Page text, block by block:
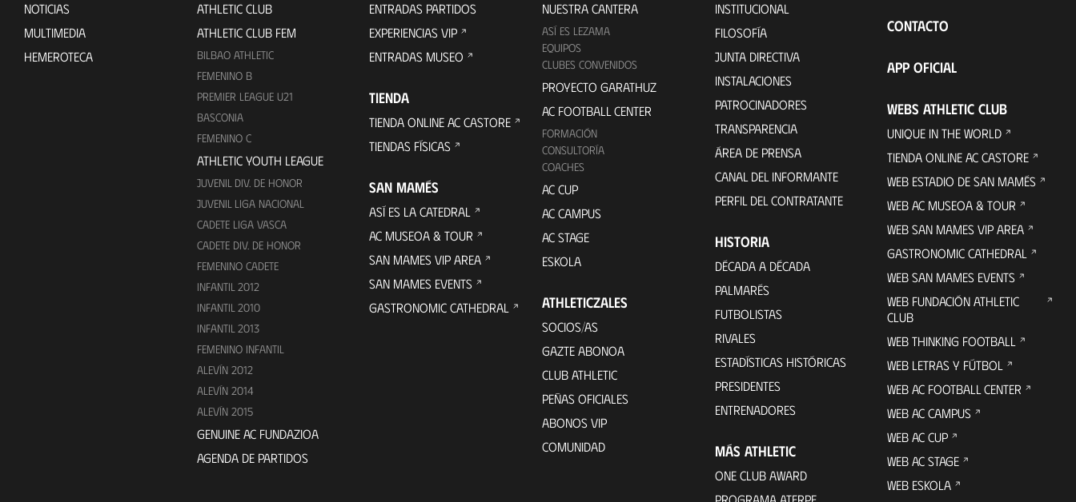
NOTICIAS
MULTIMEDIA
HEMEROTECA
ATHLETIC CLUB
ATHLETIC CLUB FEM
BILBAO ATHLETIC
FEMENINO B
PREMIER LEAGUE U21
BASCONIA
FEMENINO C
ATHLETIC YOUTH LEAGUE
JUVENIL DIV. DE HONOR
JUVENIL LIGA NACIONAL
CADETE LIGA VASCA
CADETE DIV. DE HONOR
FEMENINO CADETE
INFANTIL 2012
INFANTIL 2010
INFANTIL 2013
FEMENINO INFANTIL
ALEVÍN 2012
ALEVÍN 2014
ALEVÍN 2015
GENUINE AC FUNDAZIOA
AGENDA DE PARTIDOS
ENTRADAS PARTIDOS
EXPERIENCIAS VIP
ENTRADAS MUSEO
TIENDA
TIENDA ONLINE AC CASTORE
TIENDAS FÍSICAS
SAN MAMÉS
ASÍ ES LA CATEDRAL
AC MUSEOA & TOUR
SAN MAMES VIP AREA
SAN MAMES EVENTS
GASTRONOMIC CATHEDRAL
NUESTRA CANTERA
ASÍ ES LEZAMA
EQUIPOS
CLUBES CONVENIDOS
PROYECTO GARATHUZ
AC FOOTBALL CENTER
FORMACIÓN
CONSULTORÍA
COACHES
AC CUP
AC CAMPUS
AC STAGE
ESKOLA
ATHLETICZALES
SOCIOS/AS
GAZTE ABONOA
CLUB ATHLETIC
PEÑAS OFICIALES
ABONOS VIP
COMUNIDAD
INSTITUCIONAL
FILOSOFÍA
JUNTA DIRECTIVA
INSTALACIONES
PATROCINADORES
TRANSPARENCIA
ÁREA DE PRENSA
CANAL DEL INFORMANTE
PERFIL DEL CONTRATANTE
HISTORIA
DÉCADA A DÉCADA
PALMARÉS
FUTBOLISTAS
RIVALES
ESTADÍSTICAS HISTÓRICAS
PRESIDENTES
ENTRENADORES
MÁS ATHLETIC
ONE CLUB AWARD
CONTACTO
APP OFICIAL
WEBS ATHLETIC CLUB
UNIQUE IN THE WORLD
TIENDA ONLINE AC CASTORE
WEB ESTADIO DE SAN MAMÉS
WEB AC MUSEOA & TOUR
WEB SAN MAMES VIP AREA
GASTRONOMIC CATHEDRAL
WEB SAN MAMES EVENTS
WEB FUNDACIÓN ATHLETIC
CLUB
WEB THINKING FOOTBALL
WEB LETRAS Y FÚTBOL
WEB AC FOOTBALL CENTER
WEB AC CAMPUS
WEB AC CUP
WEB AC STAGE
WEB ESKOLA